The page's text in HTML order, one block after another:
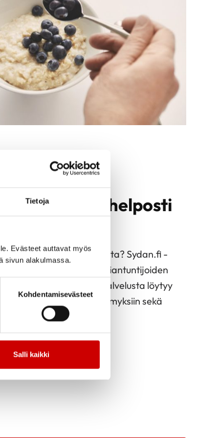
Tietoja
Evästeet auttavat myös
sivun alakulmassa.
Kohdentamisevästeet
Salli kaikki
helposti
ja niiden hoidoista? Sydan.fi -
osio pitää sisällään asiantuntijoiden
sydänsairauksista. Palvelusta löytyy
lukijoiden kysymyksiin sekä
kanssa.